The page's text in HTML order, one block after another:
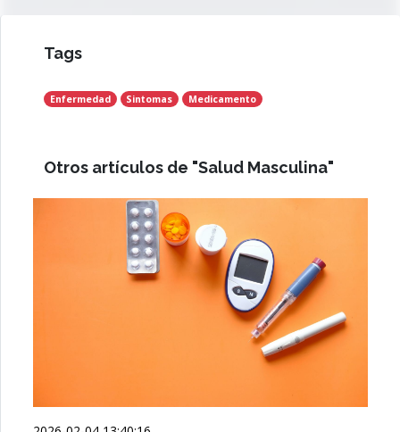
Tags
Enfermedad Sintomas Medicamento
Otros artículos de "Salud Masculina"